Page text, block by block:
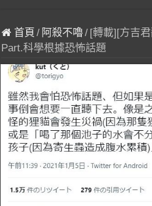
首頁 / 阿殺不嚕/ [轉載][方吉
Part.科學根據恐怖話題